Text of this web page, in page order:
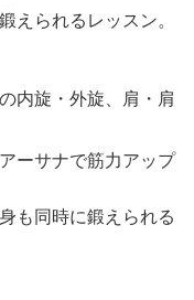
えられるレッスン。
内旋・外旋、肩・肩
ーサナで筋力アップ
も同時に鍛えられる